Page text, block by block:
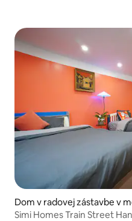
Dom v radovej zástavbe v
Simi Homes Train Street